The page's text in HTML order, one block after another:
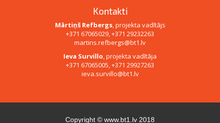
Kontakti
Mārtiņš Refbergs, projekta vadītājs
+371 67065029, +371 29232263
martins.refbergs@bt1.lv
Ieva Survillo, projekta vadītāja
+371 67065005, +371 29927263
ieva.survillo@bt1.lv
Copyright © www.bt1.lv 2018